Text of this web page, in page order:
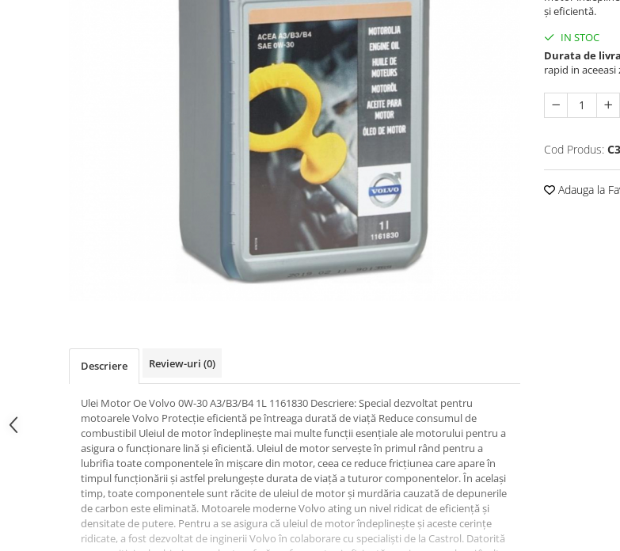
și eficientă.
IN STOC
Durata de
rapid in aceeasi
Cod Produs:
Adauga la
Descriere Review-uri (0)
Ulei Motor Oe Volvo 0W-30 A3/B3/B4 1L 1161830 Descriere: Special dezvoltat pentru
motoarele Volvo Protecție eficientă pe întreaga durată de viață Reduce consumul de
combustibil Uleiul de motor îndeplinește mai multe funcții esențiale ale motorului pentru a
asigura o funcționare lină și eficientă. Uleiul de motor servește în primul rând pentru a
lubrifia toate componentele în mișcare din motor, ceea ce reduce fricțiunea care apare în
timpul funcționării și astfel prelungește durata de viață a tuturor componentelor. În același
timp, toate componentele sunt răcite de uleiul de motor și murdăria cauzată de depunerile
de carbon este eliminată. Motoarele moderne Volvo ating un nivel ridicat de eficiență și
densitate de putere. Pentru a se asigura că uleiul de motor îndeplinește și aceste cerințe
ridicate, a fost dezvoltat de inginerii Volvo în colaborare cu specialiști de la Castrol. Datorită